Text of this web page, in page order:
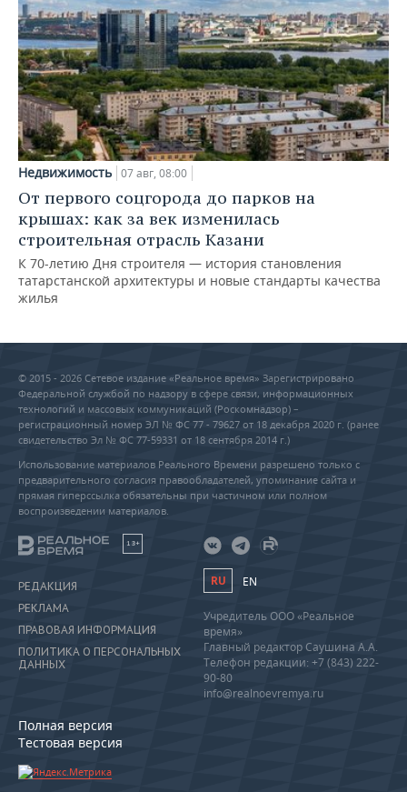
Недвижимость 07 авг, 08:00
От первого соцгорода до парков на
крышах: как за век изменилась
строительная отрасль Казани
К 70-летию Дня строителя — история становления
татарстанской архитектуры и новые стандарты качества
жилья
© 2015 - 2026 Сетевое издание «Реальное время» Зарегистрировано
Федеральной службой по надзору в сфере связи, информационных
технологий и массовых коммуникаций (Роскомнадзор) –
регистрационный номер ЭЛ № ФС 77 - 79627 от 18 декабря 2020 г. (ранее
свидетельство Эл № ФС 77-59331 от 18 сентября 2014 г.)
Использование материалов Реального Времени разрешено только с
предварительного согласия правообладателей, упоминание сайта и
прямая гиперссылка обязательны при частичном или полном
воспроизведении материалов.
18+
РЕДАКЦИЯ
РЕКЛАМА
ПРАВОВАЯ ИНФОРМАЦИЯ
ПОЛИТИКА О ПЕРСОНАЛЬНЫХ
ДАННЫХ
Полная версия
Тестовая версия
RU EN
Учредитель ООО «Реальное
время»
Главный редактор Саушина А.А.
Телефон редакции: +7 (843) 222-
90-80
info@realnoevremya.ru